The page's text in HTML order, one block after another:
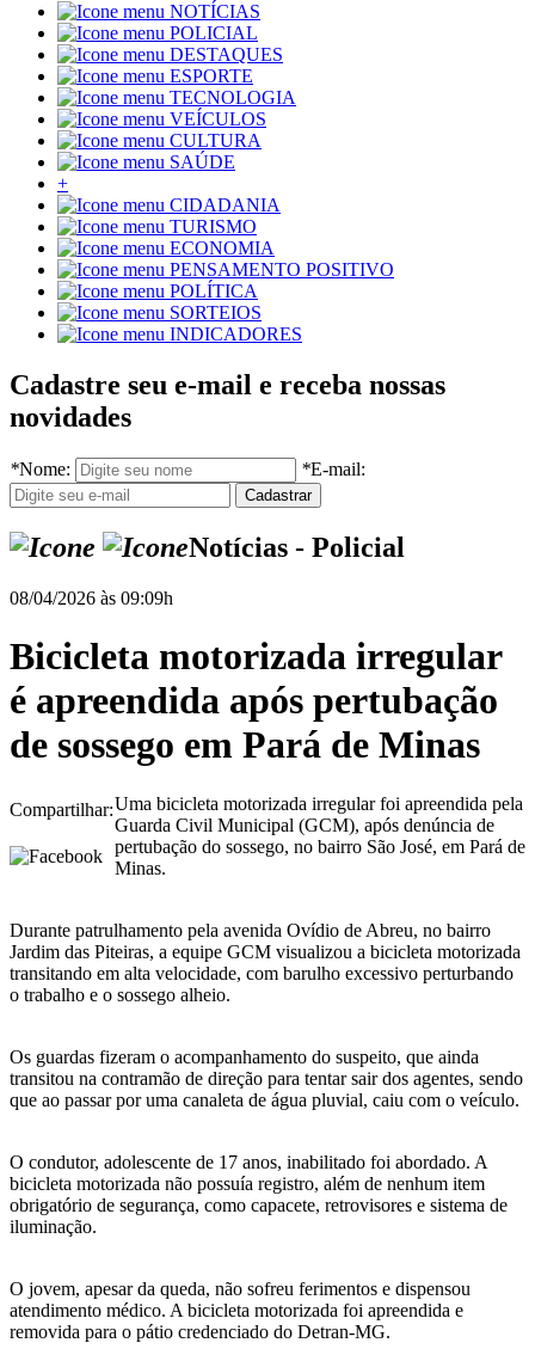
NOTÍCIAS
POLICIAL
DESTAQUES
ESPORTE
TECNOLOGIA
VEÍCULOS
CULTURA
SAÚDE
+
CIDADANIA
TURISMO
ECONOMIA
PENSAMENTO POSITIVO
POLÍTICA
SORTEIOS
INDICADORES
Cadastre seu e-mail e receba nossas
novidades
*Nome: *E-mail:
Notícias - Policial
08/04/2026 às 09:09h
Bicicleta motorizada irregular
é apreendida após pertubação
de sossego em Pará de Minas
Compartilhar:Uma bicicleta motorizada irregular foi apreendida pela
Guarda Civil Municipal (GCM), após denúncia de
pertubação do sossego, no bairro São José, em Pará de
Minas.
Durante patrulhamento pela avenida Ovídio de Abreu, no bairro
Jardim das Piteiras, a equipe GCM visualizou a bicicleta motorizada
transitando em alta velocidade, com barulho excessivo perturbando
o trabalho e o sossego alheio.
Os guardas fizeram o acompanhamento do suspeito, que ainda
transitou na contramão de direção para tentar sair dos agentes, sendo
que ao passar por uma canaleta de água pluvial, caiu com o veículo.
O condutor, adolescente de 17 anos, inabilitado foi abordado. A
bicicleta motorizada não possuía registro, além de nenhum item
obrigatório de segurança, como capacete, retrovisores e sistema de
iluminação.
O jovem, apesar da queda, não sofreu ferimentos e dispensou
atendimento médico. A bicicleta motorizada foi apreendida e
removida para o pátio credenciado do Detran-MG.